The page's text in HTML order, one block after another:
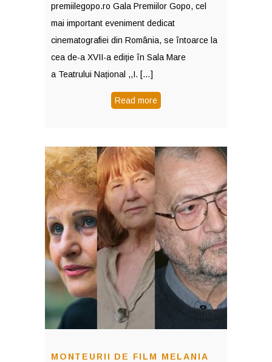
premiilegopo.ro Gala Premiilor Gopo, cel
mai important eveniment dedicat
cinematografiei din România, se întoarce la
cea de-a XVII-a ediție în Sala Mare
a Teatrului Național ,,I. […]
Read more
MONTEURII DE FILM MELANIA